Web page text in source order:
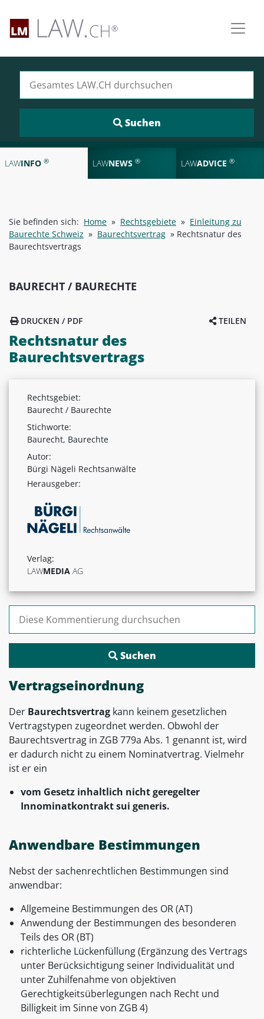
LAWINFO ® LAWNEWS ® LAWADVICE ®
Sie befinden sich: Home » Rechtsgebiete » Einleitung zu
Baurechte Schweiz » Baurechtsvertrag » Rechtsnatur des
Baurechtsvertrags
BAURECHT / BAURECHTE
TEILEN
DRUCKEN / PDF
Rechtsnatur des
Baurechtsvertrags
Rechtsgebiet:
Baurecht / Baurechte
Stichworte:
Baurecht, Baurechte
Autor:
Bürgi Nägeli Rechtsanwälte
Herausgeber:
Verlag:
LAWMEDIA AG
Suchen nach:
Vertragseinordnung
Der Baurechtsvertrag kann keinem gesetzlichen
Vertragstypen zugeordnet werden. Obwohl der
Baurechtsvertrag in ZGB 779a Abs. 1 genannt ist, wird
er dadurch nicht zu einem Nominatvertrag. Vielmehr
ist er ein
vom Gesetz inhaltlich nicht geregelter
Innominatkontrakt sui generis.
Anwendbare Bestimmungen
Nebst der sachenrechtlichen Bestimmungen sind
anwendbar:
Allgemeine Bestimmungen des OR (AT)
Anwendung der Bestimmungen des besonderen
Teils des OR (BT)
richterliche Lückenfüllung (Ergänzung des Vertrags
unter Berücksichtigung seiner Individualität und
unter Zuhilfenahme von objektiven
Gerechtigkeitsüberlegungen nach Recht und
Billigkeit im Sinne von ZGB 4)